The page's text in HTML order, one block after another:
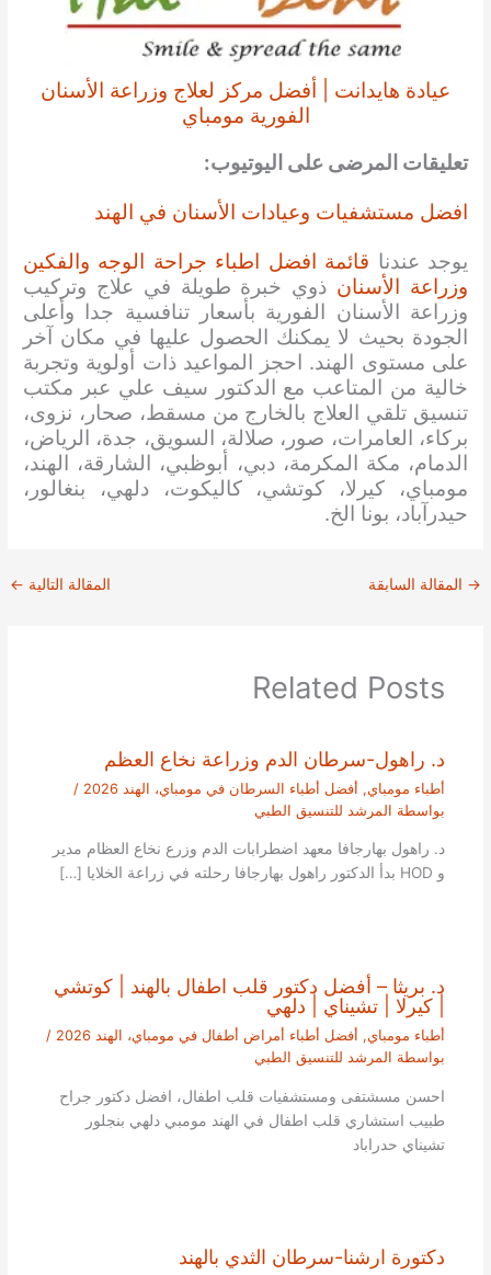
عيادة هايدانت | أفضل مركز لعلاج وزراعة الأسنان
الفورية مومباي
تعليقات المرضى على اليوتيوب:
افضل مستشفيات وعيادات الأسنان في الهند
يوجد عندنا قائمة افضل اطباء جراحة الوجه والفكين
وزراعة الأسنان ذوي خبرة طويلة في علاج وتركيب
وزراعة الأسنان الفورية بأسعار تنافسية جدا وأعلى
الجودة بحيث لا يمكنك الحصول عليها في مكان آخر
على مستوى الهند. احجز المواعيد ذات أولوية وتجربة
خالية من المتاعب مع الدكتور سيف علي عبر مكتب
تنسيق تلقي العلاج بالخارج من مسقط، صحار، نزوى،
بركاء، العامرات، صور، صلالة، السويق، جدة، الرياض،
الدمام، مكة المكرمة، دبي، أبوظبي، الشارقة، الهند،
مومباي، كيرلا، كوتشي، كاليكوت، دلهي، بنغالور،
حيدرآباد، بونا الخ.
→ المقالة السابقة المقالة التالية ←
Related Posts
د. راهول-سرطان الدم وزراعة نخاع العظم
أطباء مومباي, أفضل أطباء السرطان في مومباي، الهند 2026
/
بواسطة المرشد للتنسيق الطبي
د. راهول بهارجافا معهد اضطرابات الدم وزرع نخاع العظام مدير
و HOD بدأ الدكتور راهول بهارجافا رحلته في زراعة الخلايا […]
د. بريثا – أفضل دكتور قلب اطفال بالهند | كوتشي
| كيرلا | تشيناي | دلهي
أطباء مومباي, أفضل أطباء أمراض أطفال في مومباي، الهند 2026
/
بواسطة المرشد للتنسيق الطبي
احسن مسشتفى ومستشفيات قلب اطفال، افضل دكتور جراح
طبيب استشاري قلب اطفال في الهند مومبي دلهي بنجلور
تشيناي حدراباد
دكتورة ارشنا-سرطان الثدي بالهند